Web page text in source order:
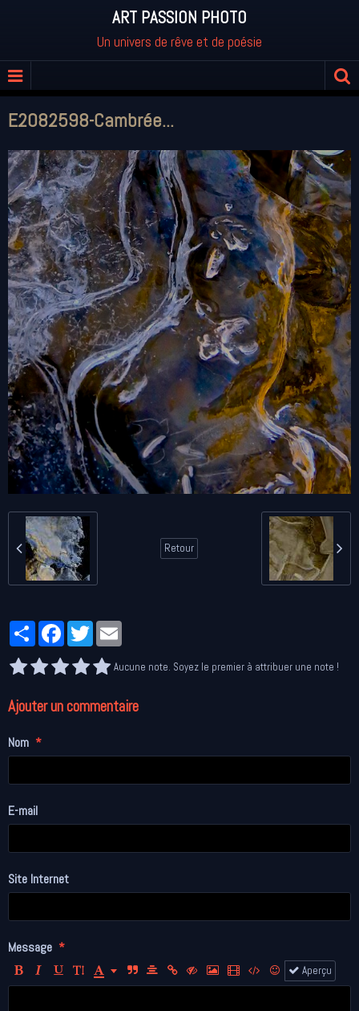
ART PASSION PHOTO
Un univers de rêve et de poésie
E2082598-Cambrée...
Retour
PartagerFacebookTwitter
Aucune note. Soyez le premier à attribuer une note !
Ajouter un commentaire
Nom
E-mail
Site Internet
Message
Aperçu